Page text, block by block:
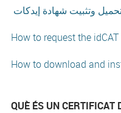
How to request the
How to download and
QUÈ ÉS UN CERTIFICAT